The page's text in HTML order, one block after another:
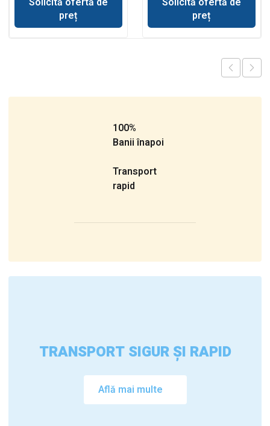
preț
preț
100%
Banii înapoi
Transport
rapid
TRANSPORT SIGUR ȘI RAPID
Află mai multe